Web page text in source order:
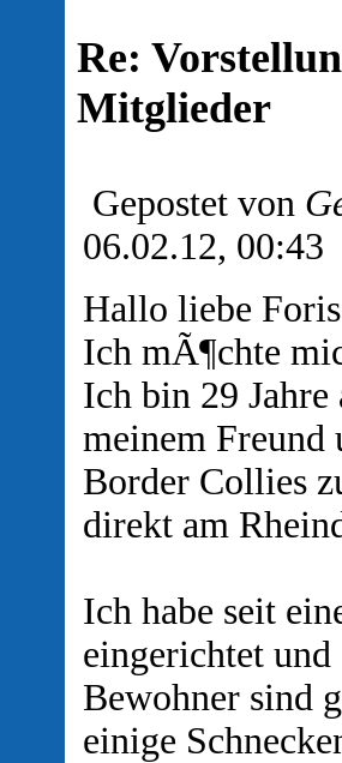
Re:
Mitglieder
Gepostet von
06.02.12, 00:43
Hallo liebe
Ich mÃ¶chte
Ich bin 29
meinem Freund
Border Collies
direkt am
Ich habe seit
eingerichtet
Bewohner sind
einige